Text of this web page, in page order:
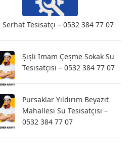
Tesisatçı – 0532 384 77 07
Şişli İmam Çeşme Sokak Su
Tesisatçısı – 0532 384 77 07
Pursaklar Yıldırım Beyazıt
Mahallesi Su Tesisatçısı –
0532 384 77 07